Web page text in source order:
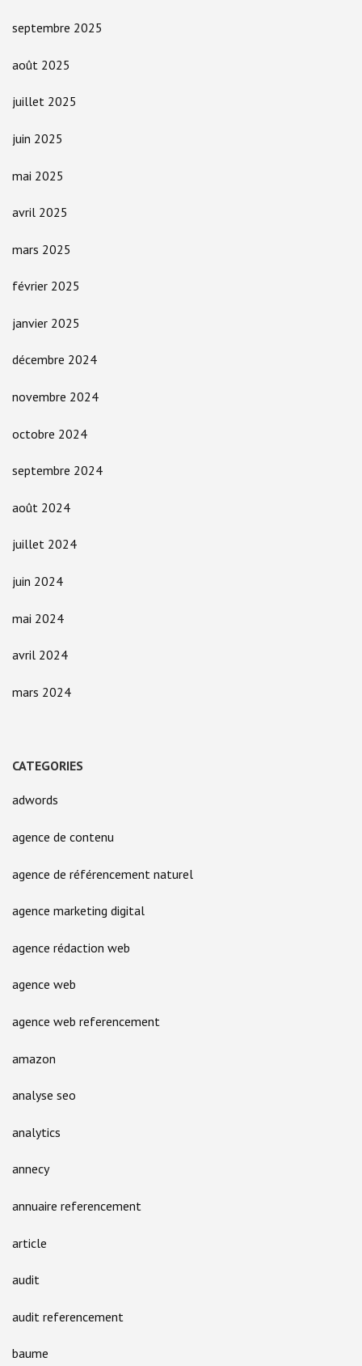
septembre 2025
août 2025
juillet 2025
juin 2025
mai 2025
avril 2025
mars 2025
février 2025
janvier 2025
décembre 2024
novembre 2024
octobre 2024
septembre 2024
août 2024
juillet 2024
juin 2024
mai 2024
avril 2024
mars 2024
CATEGORIES
adwords
agence de contenu
agence de référencement naturel
agence marketing digital
agence rédaction web
agence web
agence web referencement
amazon
analyse seo
analytics
annecy
annuaire referencement
article
audit
audit referencement
baume